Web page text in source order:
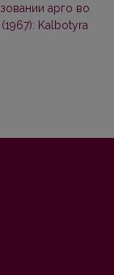
арго во
Kalbotyra